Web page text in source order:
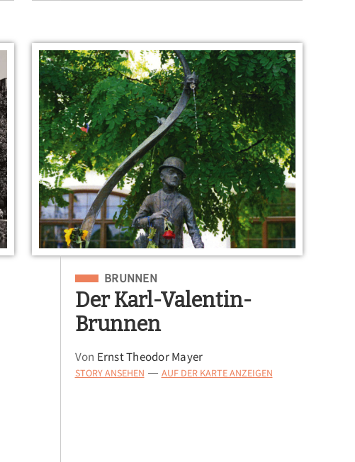
Eingeordnet unter
BRUNNEN
Der Karl-Valentin-
Brunnen
Von Ernst Theodor Mayer
STORY ANSEHEN — AUF DER KARTE ANZEIGEN